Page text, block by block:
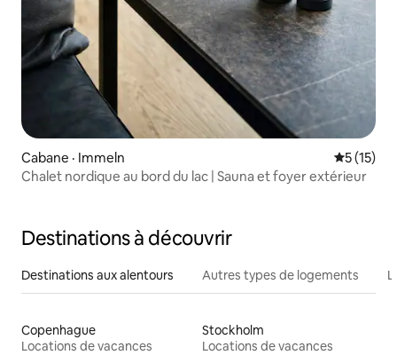
Cabane · Immeln Note
5 (15)
Chalet nordique au bord du lac | Sauna et foyer extérieur
Destinations à découvrir
Destinations aux alentours Autres types de logements
Copenhague
Locations de vacances
Stockholm
Locations de vacances